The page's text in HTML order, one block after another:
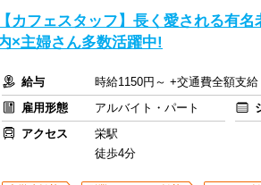
【カフェスタッフ】長く愛される有
×主婦さん多数活躍中!
給与
時給1150円～ +交通費全額支給
雇用形態
アルバイト・パート
アクセス
栄駅
徒歩4分